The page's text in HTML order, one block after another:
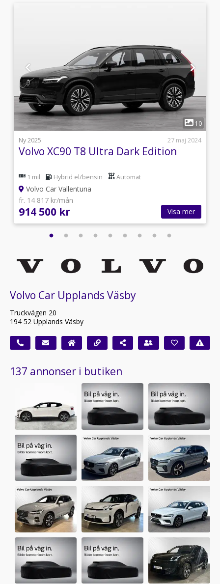
1
10
Ny 2025
27 maj 2024
Volvo XC90 T8 Ultra Dark Edition
1 mil Hybrid el/bensin Automat
Volvo Car Vallentuna
fr. 14 817 kr/mån
914 500 kr Visa mer
Volvo Car Upplands Väsby
Truckvägen 20
194 52 Upplands Väsby
137 annonser i butiken